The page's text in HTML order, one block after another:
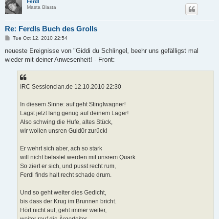
Ferdl
Masta Blasta
Re: Ferdls Buch des Grolls
P
s
Tue Oct 12, 2010 22:54
neueste Ereignisse von "Giddi du Schlingel, beehr uns gefälligst mal
wieder mit deiner Anwesenheit! - Front:
IRC Sessionclan.de 12.10.2010 22:30
In diesem Sinne: auf geht Stinglwagner!
Lagst jetzt lang genug auf deinem Lager!
Also schwing die Hufe, altes Stück,
wir wollen unsren Guid0r zurück!
Er wehrt sich aber, ach so stark
will nicht belastet werden mit unsrem Quark.
So ziert er sich, und pusst recht rum,
Ferdl finds halt recht schade drum.
Und so geht weiter dies Gedicht,
bis dass der Krug im Brunnen bricht.
Hört nicht auf, geht immer weiter,